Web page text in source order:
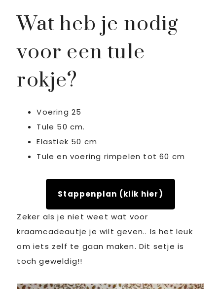
Wat heb je nodig
voor een tule
rokje?
Voering 25
Tule 50 cm.
Elastiek 50 cm
Tule en voering rimpelen tot 60 cm
Stappenplan (klik hier)
Zeker als je niet weet wat voor
kraamcadeautje je wilt geven.. Is het leuk
om iets zelf te gaan maken. Dit setje is
toch geweldig!!